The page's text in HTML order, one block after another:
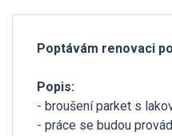
Poptávám renovaci
Popis:
- broušení parket s
- práce se budou